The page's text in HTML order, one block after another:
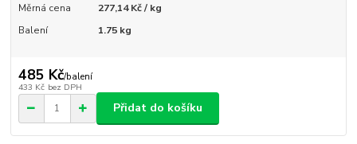
Měrná cena
277,14 Kč / kg
Balení
1.75 kg
485 Kč/balení
433 Kč bez DPH
Přidat do košíku